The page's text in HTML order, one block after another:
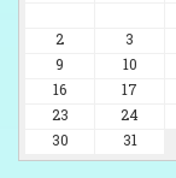
2
3
9
10
16
17
23
24
30
31